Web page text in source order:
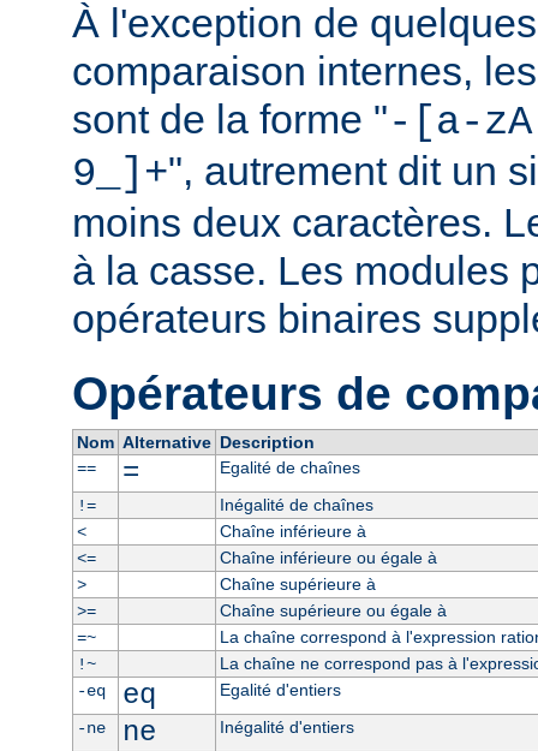
À l'exception de
comparaison internes,
sont de la forme "-[a-
9_]+", autrement dit un
moins deux caractères.
à la casse. Les modules
opérateurs binaires
Opérateurs de
Nom Alternative Description
==
=
Egalité de chaînes
!=
Inégalité de chaînes
<
Chaîne inférieure à
<=
Chaîne inférieure ou égale à
>
Chaîne supérieure à
>=
Chaîne supérieure ou égale à
=~
La chaîne correspond à l'expression
!~
La chaîne ne correspond pas à
-eq
eq
Egalité d'entiers
-ne
ne
Inégalité d'entiers